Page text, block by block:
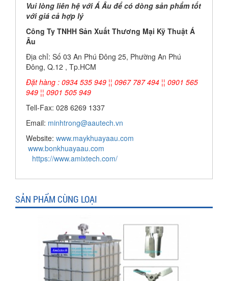
Vui lòng liên hệ với Á Âu để có dòng sản phẩm tốt
với giá cả hợp lý
Công Ty TNHH Sản Xuất Thương Mại Kỹ Thuật Á
Âu
Địa chỉ: Số 03 An Phú Đông 25, Phường An Phú
Đông, Q.12 , Tp.HCM
Đặt hàng : 0934 535 949 ¦¦ 0967 787 494 ¦¦ 0901 565
949 ¦¦ 0901 505 949
Tell-Fax: 028 6269 1337
Email: minhtrong@aautech.vn
Website: www.maykhuayaau.com
www.bonkhuayaau.com
https://www.amixtech.com/
SẢN PHẨM CÙNG LOẠI